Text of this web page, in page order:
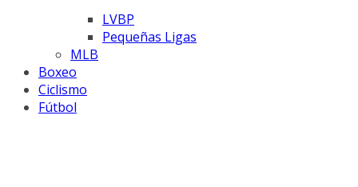
LVBP
Pequeñas Ligas
MLB
Boxeo
Ciclismo
Fútbol